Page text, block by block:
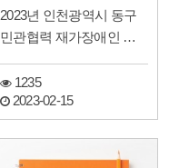
2023년 인천광역시 동구
민관협력 재가장애인 서
1235
2023-02-15